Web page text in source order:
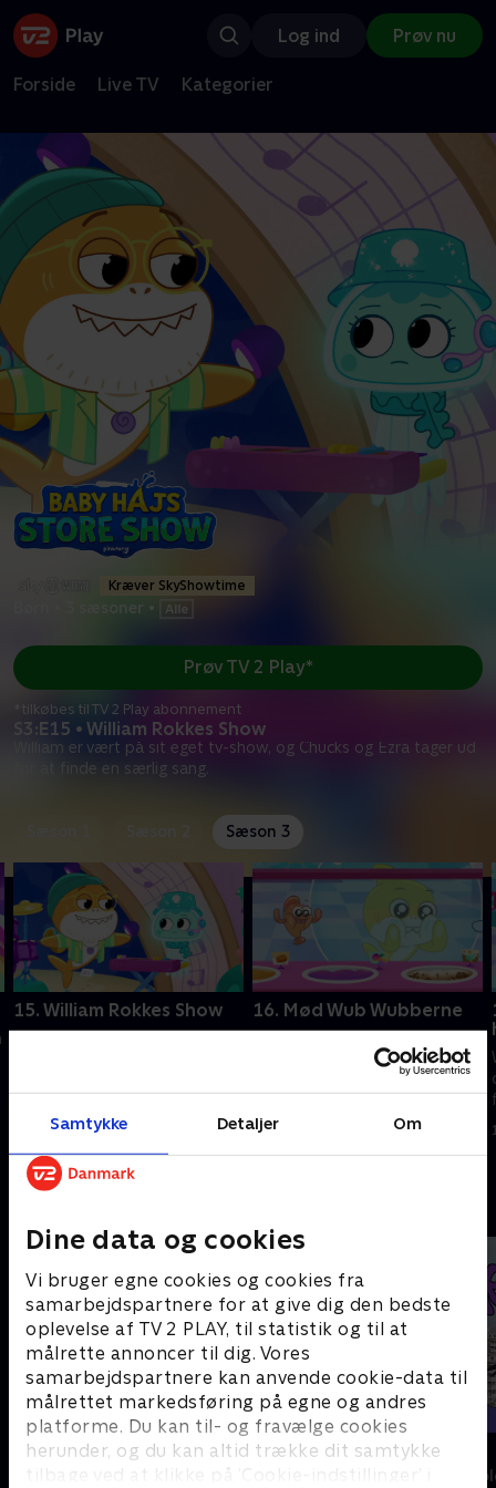
Samtykke Detaljer Om
Dine data og cookies
Vi bruger egne cookies og cookies fra
samarbejdspartnere for at give dig den bedste
oplevelse af TV 2 PLAY, til statistik og til at
målrette annoncer til dig. Vores
samarbejdspartnere kan anvende cookie-data til
målrettet markedsføring på egne og andres
platforme. Du kan til- og fravælge cookies
herunder, og du kan altid trække dit samtykke
tilbage ved at klikke på ’Cookie-indstillinger’ i
Log ind Prøv nu
Forside Live TV Kategorier
Kræver SkyShowtime
3 sæsoner •
S3:E15 • William Rokkes Show
William er vært på sit eget tv-show, og Chucks og Ezra tager ud
for at finde en særlig sang.
Prøv TV 2 Play*
*tilkøbes til TV 2 Play abonnement
Sæson 3
15. William Rokkes Show 16. Mød Wub Wubberne
sanggruppe Wub Wubs. Det
Katrine undersøger - musik Dyr i by'r
Børne-